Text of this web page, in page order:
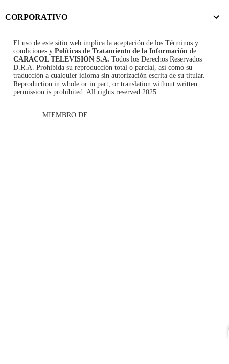
CORPORATIVO
El uso de este sitio web implica la aceptación de los Términos y
condiciones y Políticas de Tratamiento de la Información de
CARACOL TELEVISIÓN S.A. Todos los Derechos Reservados
D.R.A. Prohibida su reproducción total o parcial, así como su
traducción a cualquier idioma sin autorización escrita de su titular.
Reproduction in whole or in part, or translation without written
permission is prohibited. All rights reserved 2025.
MIEMBRO DE: